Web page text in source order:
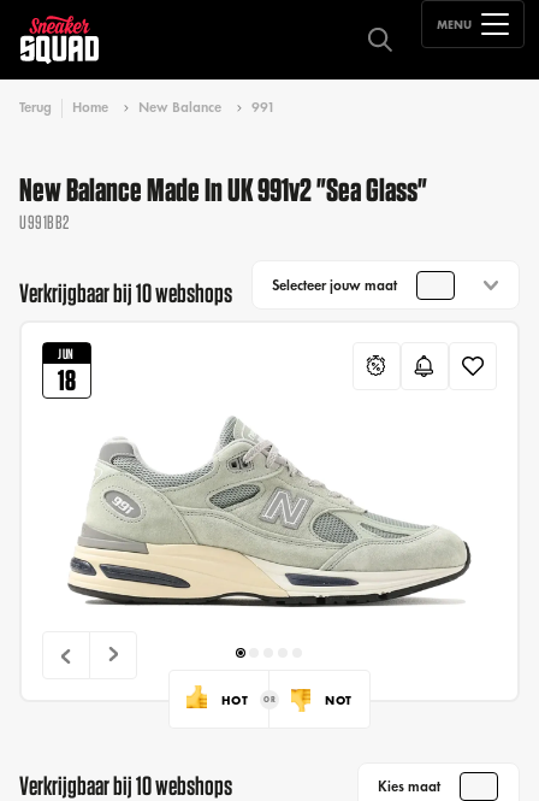
MENU
Terug Home New Balance 991
New Balance Made In UK 991v2 "Sea Glass"
U991BB2
Verkrijgbaar bij 10 webshops Selecteer jouw maat
JUN
18
HOT NOT
Verkrijgbaar bij 10 webshops Kies maat